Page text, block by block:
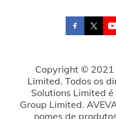
Copyright ©
Limited. Todos os
Solutions Limited
Group Limited.
nomes de